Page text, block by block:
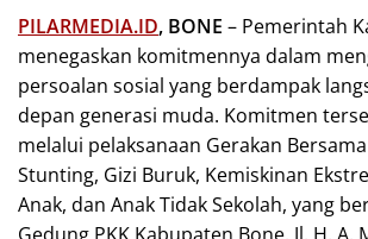
PILARMEDIA.ID, BONE – Pemerintah
menegaskan komitmennya dalam
persoalan sosial yang berdampak
depan generasi muda. Komitmen
melalui pelaksanaan Gerakan
Stunting, Gizi Buruk, Kemiskinan
Anak, dan Anak Tidak Sekolah, yang